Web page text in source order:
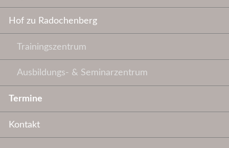
Hof zu Radochenberg
Trainingszentrum
Ausbildungs- & Seminarzentrum
Termine
Kontakt